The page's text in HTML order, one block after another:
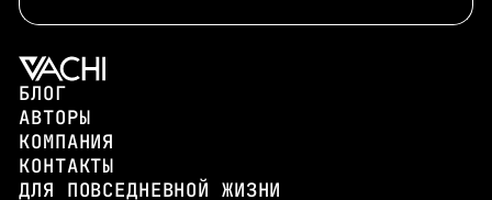
БЛОГ
АВТОРЫ
КОМПАНИЯ
КОНТАКТЫ
ДЛЯ ПОВСЕДНЕВНОЙ ЖИЗНИ